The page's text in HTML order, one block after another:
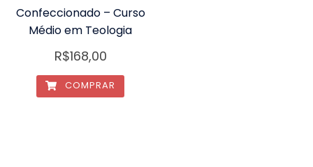
Confeccionado – Curso
Médio em Teologia
R$168,00
COMPRAR